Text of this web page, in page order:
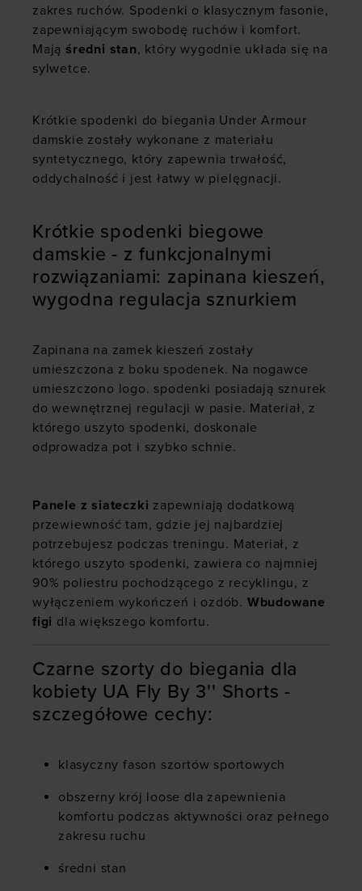
zakres ruchów. Spodenki o klasycznym fasonie,
zapewniającym swobodę ruchów i komfort.
Mają średni stan, który wygodnie układa się na
sylwetce.
Krótkie spodenki do biegania Under Armour
damskie zostały wykonane z materiału
syntetycznego, który zapewnia trwałość,
oddychalność i jest łatwy w pielęgnacji.
Krótkie spodenki biegowe
damskie - z funkcjonalnymi
rozwiązaniami: zapinana kieszeń,
wygodna regulacja sznurkiem
Zapinana na zamek kieszeń zostały
umieszczona z boku spodenek. Na nogawce
umieszczono logo. spodenki posiadają sznurek
do wewnętrznej regulacji w pasie. Materiał, z
którego uszyto spodenki, doskonale
odprowadza pot i szybko schnie.
Panele z siateczki zapewniają dodatkową
przewiewność tam, gdzie jej najbardziej
potrzebujesz podczas treningu. Materiał, z
którego uszyto spodenki, zawiera co najmniej
90% poliestru pochodzącego z recyklingu, z
wyłączeniem wykończeń i ozdób. Wbudowane
figi dla większego komfortu.
Czarne szorty do biegania dla
kobiety UA Fly By 3'' Shorts -
szczegółowe cechy:
klasyczny fason szortów sportowych
obszerny krój loose dla zapewnienia
komfortu podczas aktywności oraz pełnego
zakresu ruchu
średni stan